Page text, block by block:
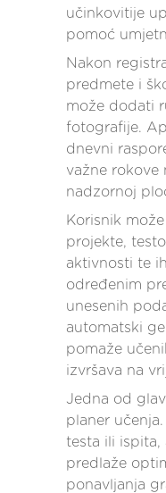
učinkovitije
pomoć
Nakon
predmete i
može dodati
fotografije.
dnevni
važne rokove
nadzornoj
Korisnik
projekte,
aktivnosti te
određenim
unesenih
automatski
pomaže
izvršava na
Jedna od
planer
testa ili ispita,
predlaže
ponavljanja